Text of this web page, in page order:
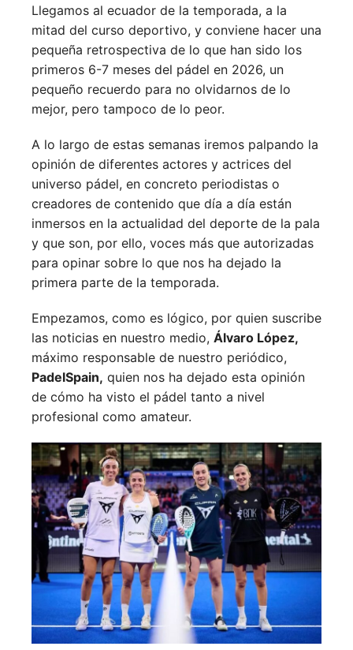
Llegamos al ecuador de la temporada, a la
mitad del curso deportivo, y conviene hacer una
pequeña retrospectiva de lo que han sido los
primeros 6-7 meses del pádel en 2026, un
pequeño recuerdo para no olvidarnos de lo
mejor, pero tampoco de lo peor.
A lo largo de estas semanas iremos palpando la
opinión de diferentes actores y actrices del
universo pádel, en concreto periodistas o
creadores de contenido que día a día están
inmersos en la actualidad del deporte de la pala
y que son, por ello, voces más que autorizadas
para opinar sobre lo que nos ha dejado la
primera parte de la temporada.
Empezamos, como es lógico, por quien suscribe
las noticias en nuestro medio, Álvaro López,
máximo responsable de nuestro periódico,
PadelSpain, quien nos ha dejado esta opinión
de cómo ha visto el pádel tanto a nivel
profesional como amateur.